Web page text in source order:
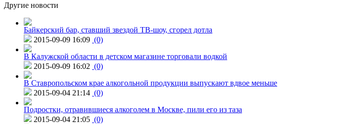
Другие новости
Байкерский бар, ставший звездой ТВ-шоу, сгорел дотла
2015-09-09 16:09 (0)
В Калужской области в детском магазине торговали водкой
2015-09-09 16:02 (0)
В Ставропольском крае алкогольной продукции выпускают вдвое меньше
2015-09-04 21:14 (0)
Подростки, отравившиеся алкоголем в Москве, пили его из таза
2015-09-04 21:05 (0)